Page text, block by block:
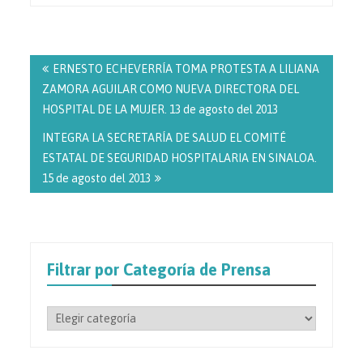
de
entradas
ERNESTO ECHEVERRÍA TOMA PROTESTA A LILIANA
ZAMORA AGUILAR COMO NUEVA DIRECTORA DEL
HOSPITAL DE LA MUJER. 13 de agosto del 2013
INTEGRA LA SECRETARÍA DE SALUD EL COMITÉ
ESTATAL DE SEGURIDAD HOSPITALARIA EN SINALOA.
15 de agosto del 2013
Filtrar por Categoría de Prensa
Filtrar